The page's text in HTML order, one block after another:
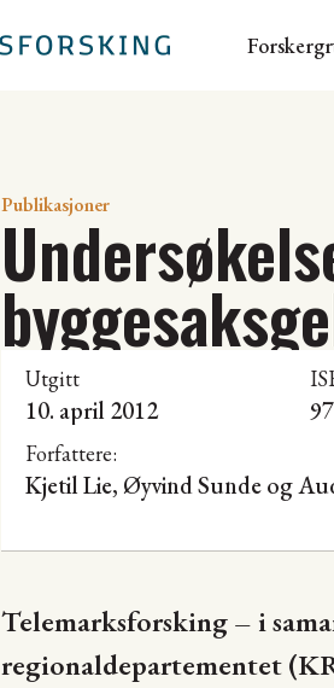
Publikasjoner
Utgitt
10. april 2012
Forfattere:
Kjetil Lie, Øyvind Sunde og
Telemarksforsking – i
regionaldepartementet